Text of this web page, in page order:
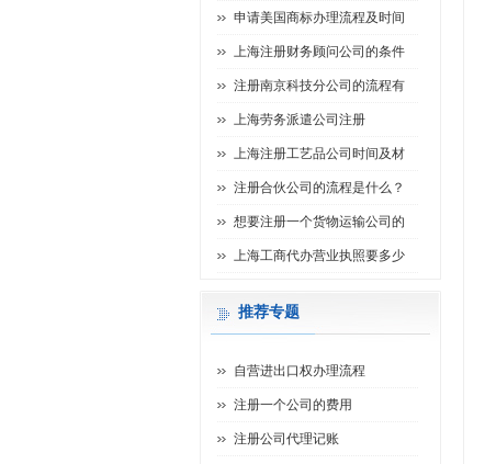
申请美国商标办理流程及时间
上海注册财务顾问公司的条件
注册南京科技分公司的流程有
上海劳务派遣公司注册
上海注册工艺品公司时间及材
注册合伙公司的流程是什么？
想要注册一个货物运输公司的
上海工商代办营业执照要多少
推荐专题
自营进出口权办理流程
注册一个公司的费用
注册公司代理记账